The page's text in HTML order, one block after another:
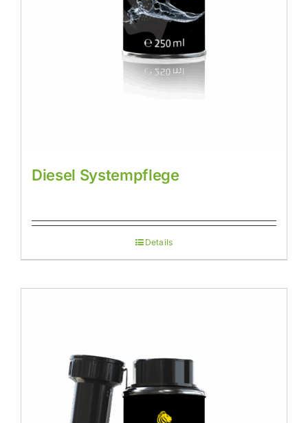
Diesel Systempflege
Details